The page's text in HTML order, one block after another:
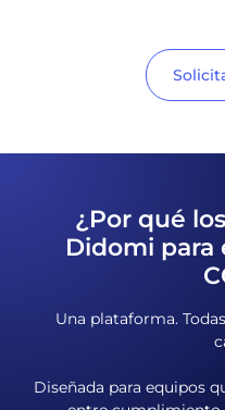
¿Por qué
Didomi
Una plataforma.
Diseñada para equipos